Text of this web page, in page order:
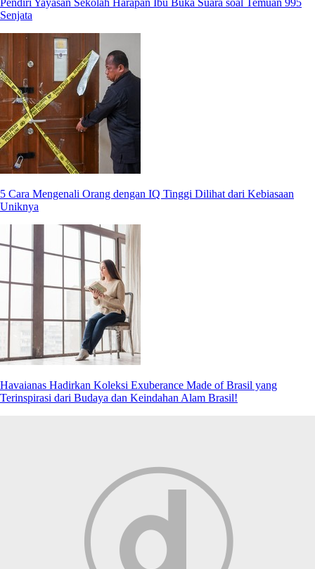
Pendiri Yayasan Sekolah Harapan Ibu Buka Suara soal Temuan 995
Senjata
5 Cara Mengenali Orang dengan IQ Tinggi Dilihat dari Kebiasaan
Uniknya
Havaianas Hadirkan Koleksi Exuberance Made of Brasil yang
Terinspirasi dari Budaya dan Keindahan Alam Brasil!